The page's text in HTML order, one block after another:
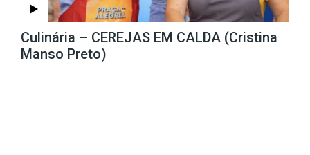
Culinária – CEREJAS EM CALDA (Cristina
Manso Preto)